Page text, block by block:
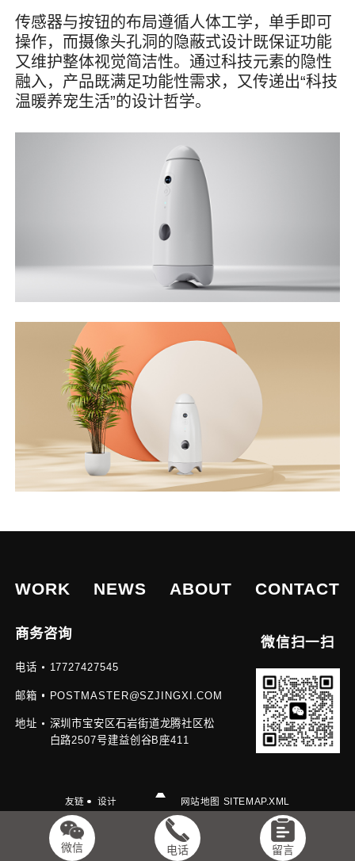
传感器与按钮的布局遵循人体工学，单手即可
操作，而摄像头孔洞的隐蔽式设计既保证功能
又维护整体视觉简洁性。通过科技元素的隐性
融入，产品既满足功能性需求，又传递出“科技
温暖养宠生活”的设计哲学。
WORK NEWS ABOUT CONTACT
商务咨询
电话 17727427545
邮箱 POSTMASTER@SZJINGXI.COM
地址
深圳市宝安区石岩街道龙腾社区松
白路2507号建益创谷B座411
微信扫一扫
友链
司
公司
智能猫砂盆设
计
设计
网站地图 SITEMAP.XML
粤ICP备2023005957号
微信 电话 留言